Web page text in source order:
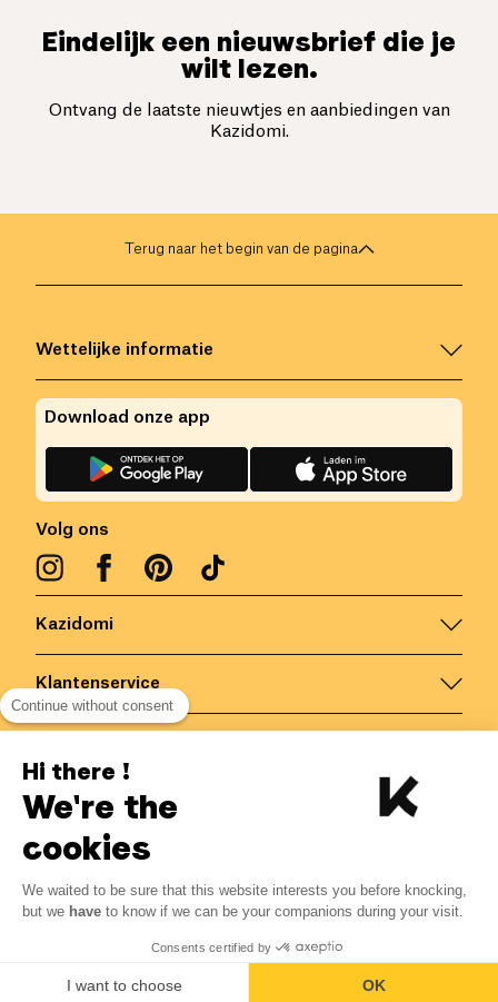
Eindelijk een nieuwsbrief die je
wilt lezen.
Ontvang de laatste nieuwtjes en aanbiedingen van
Kazidomi.
5.70€ 5.13€ - 10% ?
Bespaar 0.57 € met K+
Laat mij weten
Terug naar het begin van de pagina
Kazidomi
Klantenservice
Wettelijke informatie
Volg ons
Download onze app
België/ NL
Alle rechten voorbehouden
Continue without consent
Hi there !
We're the
cookies
We waited to be sure that this website interests you before knocking,
but we have to know if we can be your companions during your visit.
Consents certified by
I want to choose OK